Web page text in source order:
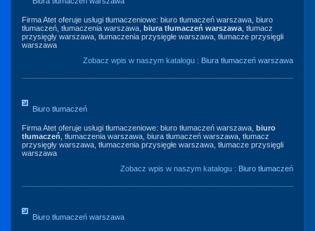
Firma Atet oferuje usługi tłumaczeniowe: biuro tłumaczeń warszawa, biuro
tłumaczeń, tłumaczenia warszawa, biura tłumaczeń warszawa , tłumacz
przysięgły warszawa, tłumaczenia przysięgłe warszawa, tłumacze przysięgli
warszawa
Zobacz wpis w naszym katalogu : Biura tłumaczeń warszawa
Biuro tłumaczeń
Firma Atet oferuje usługi tłumaczeniowe: biuro tłumaczeń warszawa, biuro
tłumaczeń , tłumaczenia warszawa, biura tłumaczeń warszawa, tłumacz
przysięgły warszawa, tłumaczenia przysięgłe warszawa, tłumacze przysięgli
warszawa
Zobacz wpis w naszym katalogu : Biuro tłumaczeń
Biuro tłumaczeń warszawa